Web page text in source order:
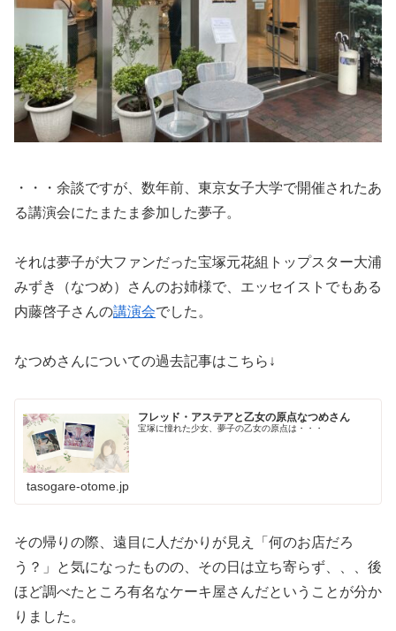
・・・余談ですが、数年前、東京女子大学で開催されたあ
る講演会にたまたま参加した夢子。
それは夢子が大ファンだった宝塚元花組トップスター大浦
みずき（なつめ）さんのお姉様で、エッセイストでもある
内藤啓子さんの講演会でした。
なつめさんについての過去記事はこちら↓
フレッド・アステアと乙女の原点なつめさん
宝塚に憧れた少女、夢子の乙女の原点は・・・
tasogare-otome.jp
その帰りの際、遠目に人だかりが見え「何のお店だろ
う？」と気になったものの、その日は立ち寄らず、、、後
ほど調べたところ有名なケーキ屋さんだということが分か
りました。